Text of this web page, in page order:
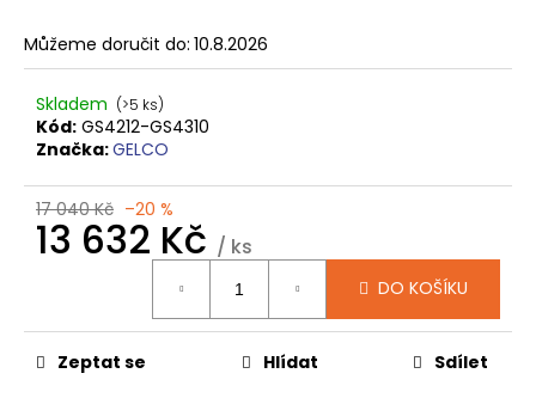
Můžeme doručit do: 10.8.2026
Skladem (>5 ks)
Kód: GS4212-GS4310
Značka:GELCO
17 040 Kč –20 %
13 632 Kč / ks
DO KOŠÍKU
Zeptat se Hlídat Sdílet
D
o
p
o
u
č
u
e